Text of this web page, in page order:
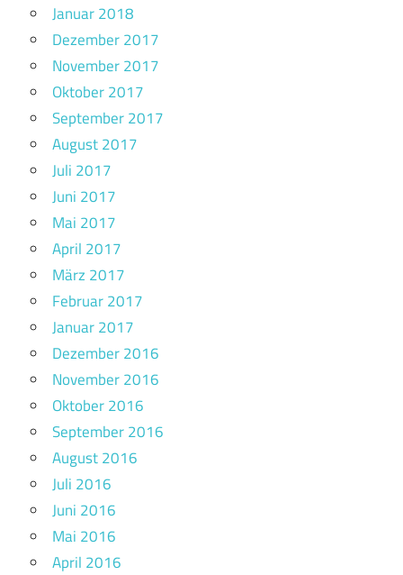
Januar 2018
Dezember 2017
November 2017
Oktober 2017
September 2017
August 2017
Juli 2017
Juni 2017
Mai 2017
April 2017
März 2017
Februar 2017
Januar 2017
Dezember 2016
November 2016
Oktober 2016
September 2016
August 2016
Juli 2016
Juni 2016
Mai 2016
April 2016